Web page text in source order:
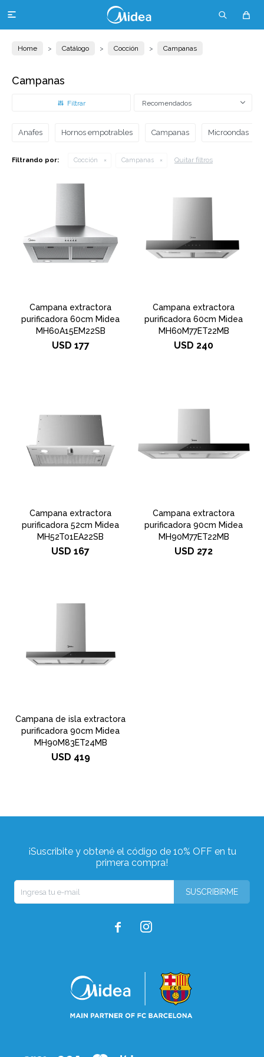

Home Catálogo Cocción Campanas
Campanas
Recomendados
Anafes Hornos empotrables Campanas Microondas
Filtrando por: Cocción Campanas Quitar filtros
Campana extractora
purificadora 60cm Midea
MH60A15EM22SB
USD 177
Campana extractora
purificadora 60cm Midea
MH60M77ET22MB
USD 240
Campana extractora
purificadora 52cm Midea
MH52T01EA22SB
USD 167
Campana extractora
purificadora 90cm Midea
MH90M77ET22MB
USD 272
Campana de isla extractora
purificadora 90cm Midea
MH90M83ET24MB
USD 419
¡Suscribite y obtené el código de 10% OFF en tu
primera compra!
SUSCRIBIRME
 